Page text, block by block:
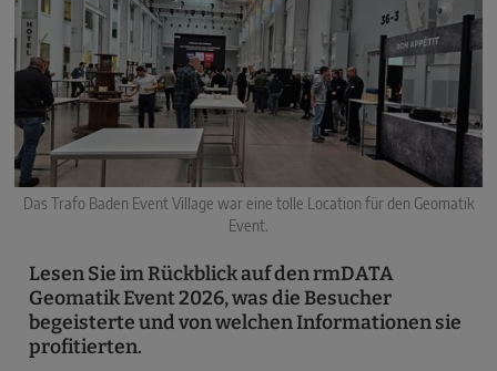
Das Trafo Baden Event Village war eine tolle Location für den Geomatik
Event.
Lesen Sie im Rückblick auf den rmDATA
Geomatik Event 2026, was die Besucher
begeisterte und von welchen Informationen sie
profitierten.